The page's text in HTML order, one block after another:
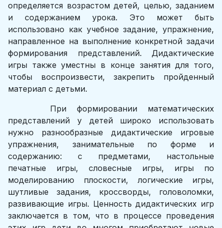
определяется возрастом детей, целью, заданием
и содержанием урока. Это может быть
использовано как учебное задание, упражнение,
направленное на выполнение конкретной задачи
формирования представлений. Дидактические
игры также уместны в конце занятия для того,
чтобы воспроизвести, закрепить пройденный
материал с детьми.
При формировании математических
представлений у детей широко использовать
нужно разнообразные дидактические игровые
упражнения, занимательные по форме и
содержанию: с предметами, настольные
печатные игры, словесные игры, игры по
моделированию плоскости, логические игры,
шутливые задания, кроссворды, головоломки,
развивающие игры. Ценность дидактических игр
заключается в том, что в процессе проведения